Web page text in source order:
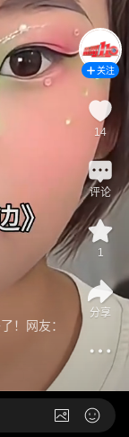
！网友：
关注
14
评论
1
分享